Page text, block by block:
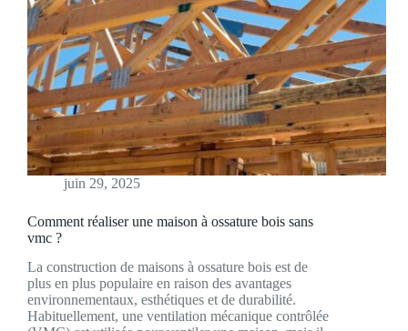
juin 29, 2025
Comment réaliser une maison à ossature bois sans
vmc ?
La construction de maisons à ossature bois est de
plus en plus populaire en raison des avantages
environnementaux, esthétiques et de durabilité.
Habituellement, une ventilation mécanique contrôlée